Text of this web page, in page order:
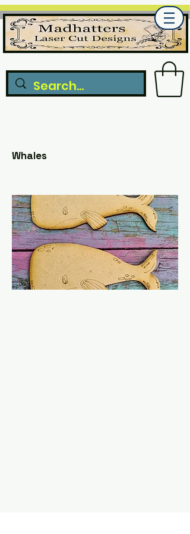
Whales